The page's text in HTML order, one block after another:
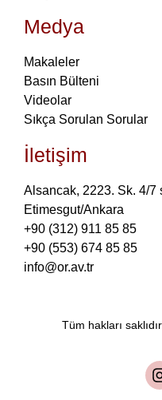
Medya
Makaleler
Basın Bülteni
Videolar
Sıkça Sorulan Sorular
İletişim
Alsancak, 2223. Sk. 4/7
Etimesgut/Ankara
+90 (312) 911 85 85
+90 (553) 674 85 85
info@or.av.tr
Tüm hakları